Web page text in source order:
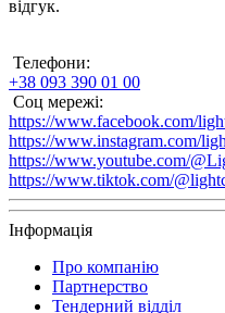
відгук.
Телефони:
+38 093 390 01 00
Соц мережі:
https://www.facebook.com/
https://www.instagram.com/
https://www.youtube.com/
https://www.tiktok.com/
Інформація
Про компанію
Партнерство
Тендерний відділ